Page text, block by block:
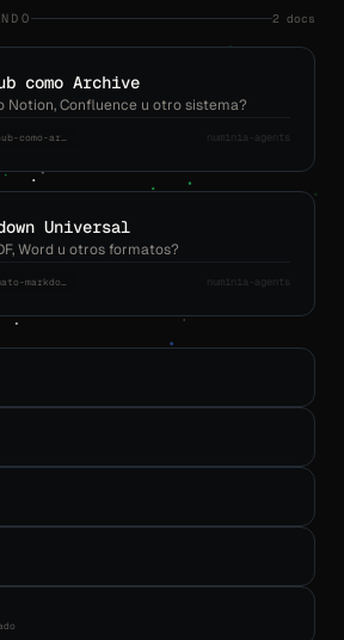
2 docs
como Archive
Notion, Confluence u otro sistema?
decisions/ADR-001-github-como-archivo.md numinia-agents
Universal
Word u otros formatos?
decisions/ADR-002-formato-markdown.md numinia-agents